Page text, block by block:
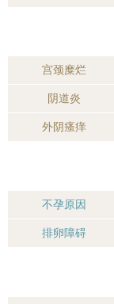
宫颈糜烂
阴道炎
外阴瘙痒
不孕原因
排卵障碍